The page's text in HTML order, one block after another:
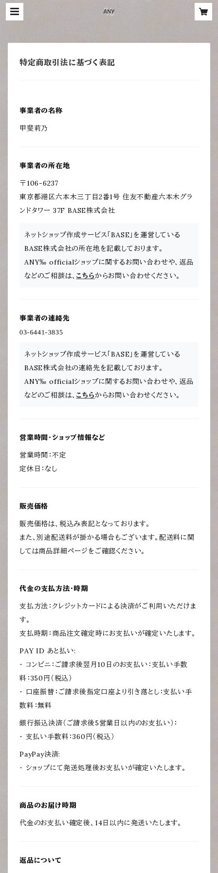
特定商取引法に基づく表記
事業者の名称
甲斐莉乃
事業者の所在地
〒106-6237
東京都港区六本木三丁目2番1号 住友不動産六本木グラ
ンドタワー 37F BASE株式会社
ネットショップ作成サービス「BASE」を運営している
BASE株式会社の所在地を記載しております。
ANY‰ officialショップに関するお問い合わせや、返品
などのご相談は、 こちらからお問い合わせください。
事業者の連絡先
ネットショップ作成サービス「BASE」を運営している
BASE株式会社の連絡先を記載しております。
ANY‰ officialショップに関するお問い合わせや、返品
などのご相談は、 こちらからお問い合わせください。
営業時間・ショップ情報など
営業時間：不定
定休日：なし
販売価格
販売価格は、税込み表記となっております。
また、別途配送料が掛かる場合もございます。配送料に関
しては商品詳細ページをご確認ください。
代金の支払方法・時期
支払方法：クレジットカードによる決済がご利用いただけま
す。
支払時期：商品注文確定時にお支払いが確定いたします。
PAY ID あと払い:
・ コンビニ：ご請求後翌月10日のお支払い：支払い手数
料：350円（税込）
・ 口座振替：ご請求後指定口座より引き落とし：支払い手
数料：無料
銀行振込決済（ご請求後5営業日以内のお支払い）：
・ 支払い手数料：360円（税込）
PayPay決済:
・ ショップにて発送処理後お支払いが確定いたします。
商品のお届け時期
代金のお支払い確定後、14日以内に発送いたします。
返品について